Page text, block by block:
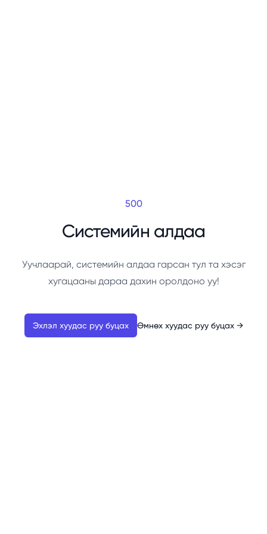
500
Системийн алдаа
Уучлаарай, системийн алдаа гарсан тул та хэсэг
хугацааны дараа дахин оролдоно уу!
Эхлэл хуудас руу буцах Өмнөх хуудас руу буцах →